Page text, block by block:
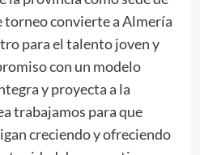
torneo convierte a Almería
para el talento joven y
con un modelo
y proyecta a la
trabajamos para que
creciendo y ofreciendo